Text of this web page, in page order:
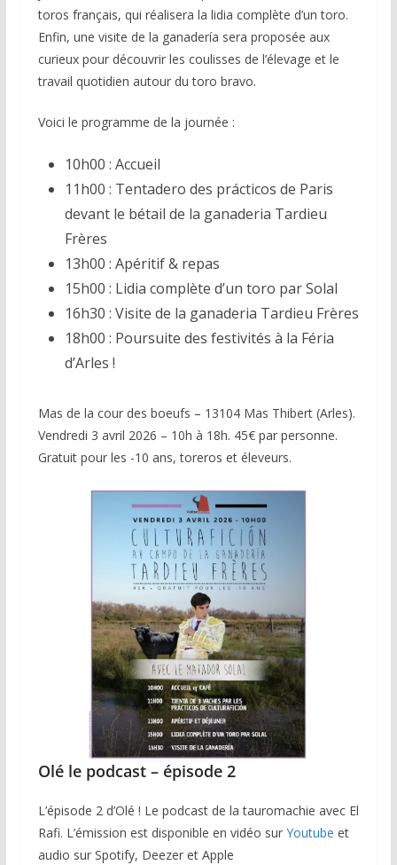
toros français, qui réalisera la lidia complète d’un toro.
Enfin, une visite de la ganadería sera proposée aux
curieux pour découvrir les coulisses de l’élevage et le
travail quotidien autour du toro bravo.
Voici le programme de la journée :
10h00 : Accueil
11h00 : Tentadero des prácticos de Paris
devant le bétail de la ganaderia Tardieu
Frères
13h00 : Apéritif & repas
15h00 : Lidia complète d’un toro par Solal
16h30 : Visite de la ganaderia Tardieu Frères
18h00 : Poursuite des festivités à la Féria
d’Arles !
Mas de la cour des boeufs – 13104 Mas Thibert (Arles).
Vendredi 3 avril 2026 – 10h à 18h. 45€ par personne.
Gratuit pour les -10 ans, toreros et éleveurs.
Olé le podcast – épisode 2
L’épisode 2 d’Olé ! Le podcast de la tauromachie avec El
Rafi. L’émission est disponible en vidéo sur Youtube et
audio sur Spotify, Deezer et Apple